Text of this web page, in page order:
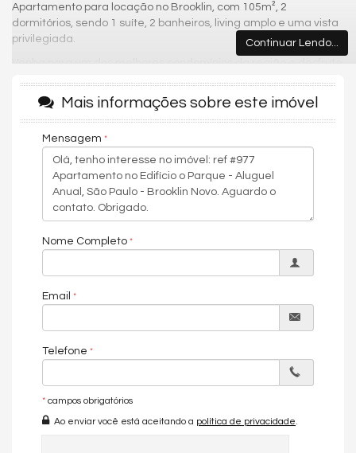
Apartamento para locação no Brooklin, com 105m², 2
dormitórios, sendo 1 suíte, 2 banheiros, living amplo e uma vista
privilegiada.
Venha para um dos melhores condomínios da região e desfrute
merece. O Parque possui 4 vagas de garagem, piscina, salão
de festas, quadra de tênis, sala de jogos, playground,
O apartamento está localizado a poucos minutos das principais
vias do Brooklin, são elas: Avenida Roque Petroni Júnior,
Avenida dos Bandeirantes e Avenida Santo Amaro, além de
oferecer diversas opções de serviços e lazer, como
restaurantes, bares, shoppings, praças e academias. Está a
Congonhas e Marginal Pinheiros.
Condições de pagamento: À vista ou financiamento. Agende
uma visita e vivencie uma experiência única!
Características do Imóvel
Área de Serviço
Sala de Jantar
Cozinha
Continuar Lendo...
Mais informações sobre este imóvel
Mensagem
Nome Completo
Email
Telefone
* campos obrigatórios
Ao enviar você está aceitando a política de privacidade.